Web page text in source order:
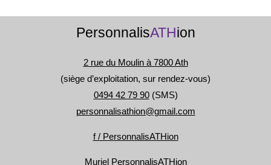
PersonnalisATHion
2 rue du Moulin à 7800 Ath
(siège d’exploitation, sur rendez-vous)
0494 42 79 90(SMS)
personnalisathion@gmail.com
f / PersonnalisATHion
Muriel PersonnalisATHion